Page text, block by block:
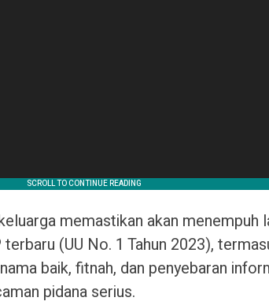
memastikan akan menempuh
(UU No. 1 Tahun 2023),
baik, fitnah, dan penyebaran
pidana serius.